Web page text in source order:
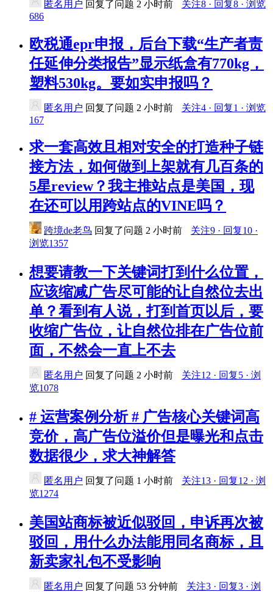
匿名用户 回复了问题 2 小时前
关注8 · 回复8 · 浏览
686
欧税通epr申报，后台下载“生产者责
任延伸分类报告”显示纸盒有770kg，
塑料530kg。要如实申报吗？
匿名用户 回复了问题 2 小时前
关注4 · 回复1 · 浏览
167
求一套高效且相对安全的打造种子链
接方法，如何做到上架就有几百条的
5星review？我主推站点是美国，现
在还可以用跨站点的VINE吗？
跨境de老鸟 回复了问题 2 小时前
关注9 · 回复10 ·
浏览1357
想要请教一下关键词打到什么位置，
应该缩减广告尽可能的让自然位去出
单？看到有人说，打到首页以后，要
收缩广告位，让自然位排在广告位前
面，不然会一直上不去
匿名用户 回复了问题 2 小时前
关注12 · 回复5 · 浏
览1078
# 运营案例分析 # 广告核心关键词高
竞价，高广告位溢价但是曝光和点击
数据很少，求大神解答
匿名用户 回复了问题 1 小时前
关注13 · 回复12 · 浏
览1274
美国站商标被近似驳回，申诉再次被
驳回，用什么办法能用同名商标，且
新卖家礼包不受影响
匿名用户 回复了问题 53 分钟前
关注3 · 回复3 · 浏